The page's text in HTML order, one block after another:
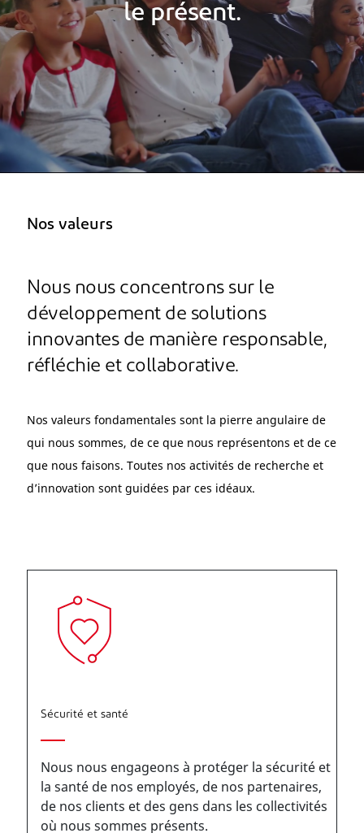
le présent.
Nos valeurs
Nous nous concentrons sur le
développement de solutions
innovantes de manière responsable,
réfléchie et collaborative.
Nos valeurs fondamentales sont la pierre angulaire de
qui nous sommes, de ce que nous représentons et de ce
que nous faisons. Toutes nos activités de recherche et
d’innovation sont guidées par ces idéaux.
Sécurité et santé
Nous nous engageons à protéger la sécurité et
la santé de nos employés, de nos partenaires,
de nos clients et des gens dans les collectivités
où nous sommes présents.